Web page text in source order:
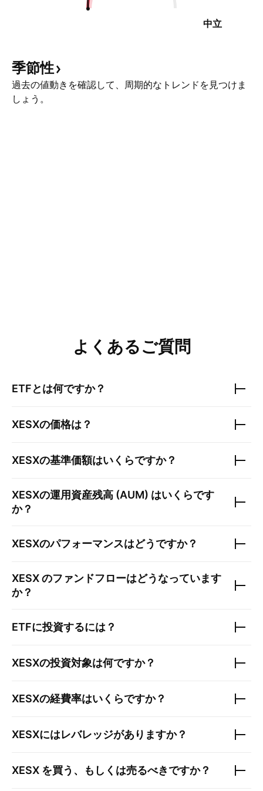
中立
季節性
過去の値動きを確認して、周期的なトレンドを見つけま
しょう。
よくあるご質問
ETFとは何ですか？
XESXの価格は？
XESXの基準価額はいくらですか？
XESXの運用資産残高 (AUM) はいくらです
か？
XESXのパフォーマンスはどうですか？
XESXのファンドフローはどうなっています
か？
ETFに投資するには？
XESXの投資対象は何ですか？
XESXの経費率はいくらですか？
XESXにはレバレッジがありますか？
XESX を買う、もしくは売るべきですか？